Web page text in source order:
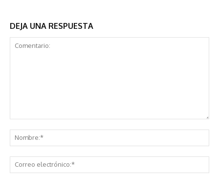
DEJA UNA RESPUESTA